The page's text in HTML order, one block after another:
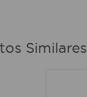
Similares